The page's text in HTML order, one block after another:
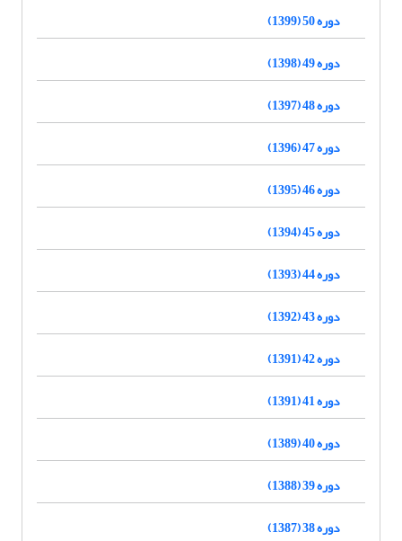
دوره 50 (1399)
دوره 49 (1398)
دوره 48 (1397)
دوره 47 (1396)
دوره 46 (1395)
دوره 45 (1394)
دوره 44 (1393)
دوره 43 (1392)
دوره 42 (1391)
دوره 41 (1391)
دوره 40 (1389)
دوره 39 (1388)
دوره 38 (1387)